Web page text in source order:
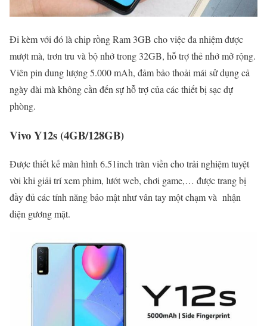
Đi kèm với đó là chip rồng Ram 3GB cho việc đa nhiệm được
mượt mà, trơn tru và bộ nhớ trong 32GB, hỗ trợ thẻ nhớ mở rộng.
Viên pin dung lượng 5.000 mAh, đảm bảo thoải mái sử dụng cả
ngày dài mà không cần đến sự hỗ trợ của các thiết bị sạc dự
phòng.
Vivo Y12s (4GB/128GB)
Được thiết kế màn hình 6.51inch tràn viền cho trải nghiệm tuyệt
vời khi giải trí xem phim, lướt web, chơi game,… được trang bị
đầy đủ các tính năng bảo mật như vân tay một chạm và nhận
diện gương mặt.